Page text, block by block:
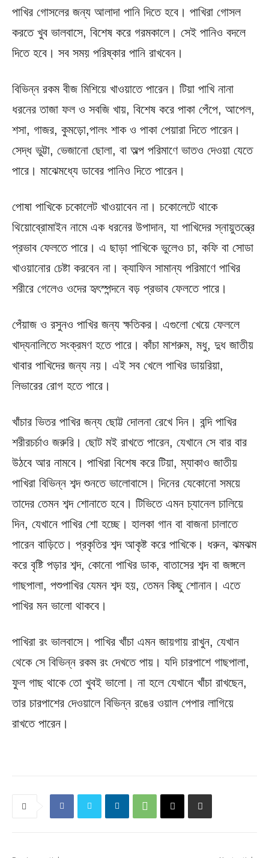
পাখির গোসলের জন্য আলাদা পানি দিতে হবে। পাখিরা গোসল
করতে খুব ভালবাসে, বিশেষ করে গরমকালে। সেই পানিও বদলে
দিতে হবে। সব সময় পরিষ্কার পানি রাখবেন।
বিভিন্ন রকম বীজ মিশিয়ে খাওয়াতে পারেন। টিয়া পাখি নানা
ধরনের তাজা ফল ও সবজি খায়, বিশেষ করে পাকা পেঁপে, আপেল,
শসা, গাজর, কুমড়ো,পালং শাক ও পাকা পেয়ারা দিতে পারেন।
সেদ্ধ ভুট্টা, ভেজানো ছোলা, বা অল্প পরিমাণে ভাতও দেওয়া যেতে
পারে। মাঝেমধ্যে ডাবের পানিও দিতে পারেন।
পোষা পাখিকে চকোলেট খাওয়াবেন না। চকোলেটে থাকে
থিয়োব্রোমাইন নামে এক ধরনের উপাদান, যা পাখিদের স্নায়ুতন্ত্রে
প্রভাব ফেলতে পারে। এ ছাড়া পাখিকে ভুলেও চা, কফি বা সোডা
খাওয়ানোর চেষ্টা করবেন না। ক্যাফিন সামান্য পরিমাণে পাখির
শরীরে গেলেও ওদের হৃৎস্পন্দনে বড় প্রভাব ফেলতে পারে।
পেঁয়াজ ও রসুনও পাখির জন্য ক্ষতিকর। এগুলো খেয়ে ফেললে
খাদ্যনালিতে সংক্রমণ হতে পারে। কাঁচা মাশরুম, মধু, দুধ জাতীয়
খাবার পাখিদের জন্য নয়। এই সব খেলে পাখির ডায়রিয়া,
লিভারের রোগ হতে পারে।
খাঁচার ভিতর পাখির জন্য ছোট্ট দোলনা রেখে দিন। বন্দি পাখির
শরীরচর্চাও জরুরি। ছোট মই রাখতে পারেন, যেখানে সে বার বার
উঠবে আর নামবে। পাখিরা বিশেষ করে টিয়া, ম্যাকাও জাতীয়
পাখিরা বিভিন্ন শব্দ শুনতে ভালোবাসে। দিনের যেকোনো সময়ে
তাদের তেমন শব্দ শোনাতে হবে। টিভিতে এমন চ্যানেল চালিয়ে
দিন, যেখানে পাখির শো হচ্ছে। হালকা গান বা বাজনা চালাতে
পারেন বাড়িতে। প্রকৃতির শব্দ আকৃষ্ট করে পাখিকে। ধরুন, ঝমঝম
করে বৃষ্টি পড়ার শব্দ, কোনো পাখির ডাক, বাতাসের শব্দ বা জঙ্গলে
গাছপালা, পশুপাখির যেমন শব্দ হয়, তেমন কিছু শোনান। এতে
পাখির মন ভালো থাকবে।
পাখিরা রং ভালবাসে। পাখির খাঁচা এমন জায়গায় রাখুন, যেখান
থেকে সে বিভিন্ন রকম রং দেখতে পায়। যদি চারপাশে গাছপালা,
ফুল গাছ থাকে তো খুবই ভালো। না হলে যেখানে খাঁচা রাখছেন,
তার চারপাশের দেওয়ালে বিভিন্ন রঙের ওয়াল পেপার লাগিয়ে
রাখতে পারেন।